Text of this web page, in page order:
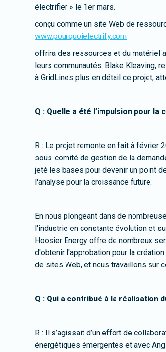
électrifier » le 1er mars.
conçu comme un site Web de
www.pourquoielectrify.com
offrira des ressources et du matériel
leurs communautés. Blake Kleaving,
à GridLines plus en détail ce projet,
Q : Quelle a été l’impulsion pour la
R : Le projet remonte en fait à février
sous-comité de gestion de la
jeté les bases pour devenir un point
l'analyse pour la croissance future.
En nous plongeant dans de
l'industrie en constante évolution et
Hoosier Energy offre de nombreux
d'obtenir l'approbation pour la
de sites Web, et nous travaillons sur
Q : Qui a contribué à la réalisation
R : Il s’agissait d’un effort de
énergétiques émergentes et avec